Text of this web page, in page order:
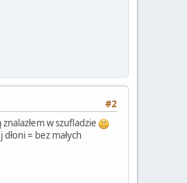
#2
w szufladzie
= bez małych